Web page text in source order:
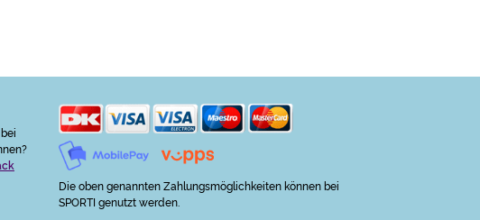
Die oben genannten Zahlungsmöglichkeiten können bei
SPORTI genutzt werden.